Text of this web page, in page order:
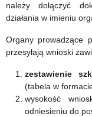
należy dołączyć
działania w imieniu
Organy prowadzące
przesyłają wnioski
zestawienie
(tabela w
wysokość
odniesieniu do